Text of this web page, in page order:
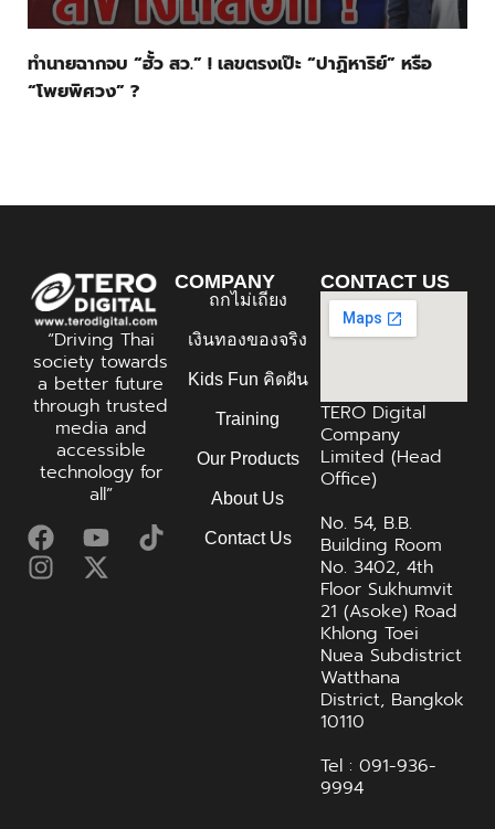
ทำนายฉากจบ “ฮั้ว สว.” ! เลขตรงเป๊ะ “ปาฏิหาริย์” หรือ
“โพยพิศวง” ?
“Driving Thai
society towards
a better future
through trusted
media and
accessible
technology for
all”
COMPANY
ถกไม่เถียง
เงินทองของจริง
Kids Fun คิดฝัน
Training
Our Products
About Us
Contact Us
CONTACT US
TERO Digital
Company
Limited (Head
Office)
No. 54, B.B.
Building Room
No. 3402, 4th
Floor Sukhumvit
21 (Asoke) Road
Khlong Toei
Nuea Subdistrict
Watthana
District, Bangkok
10110
Tel : 091-936-
9994